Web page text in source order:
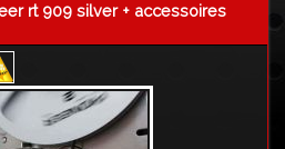
rt 909 silver + accessoires